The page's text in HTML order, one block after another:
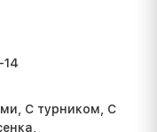
14
С турником, С